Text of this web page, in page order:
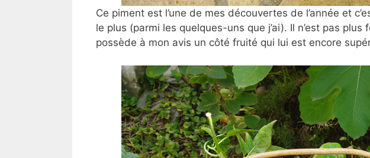
Ce piment est l’une de mes découvertes de l’année et
le plus (parmi les quelques-uns que j’ai). Il n’est pas
possède à mon avis un côté fruité qui lui est encore